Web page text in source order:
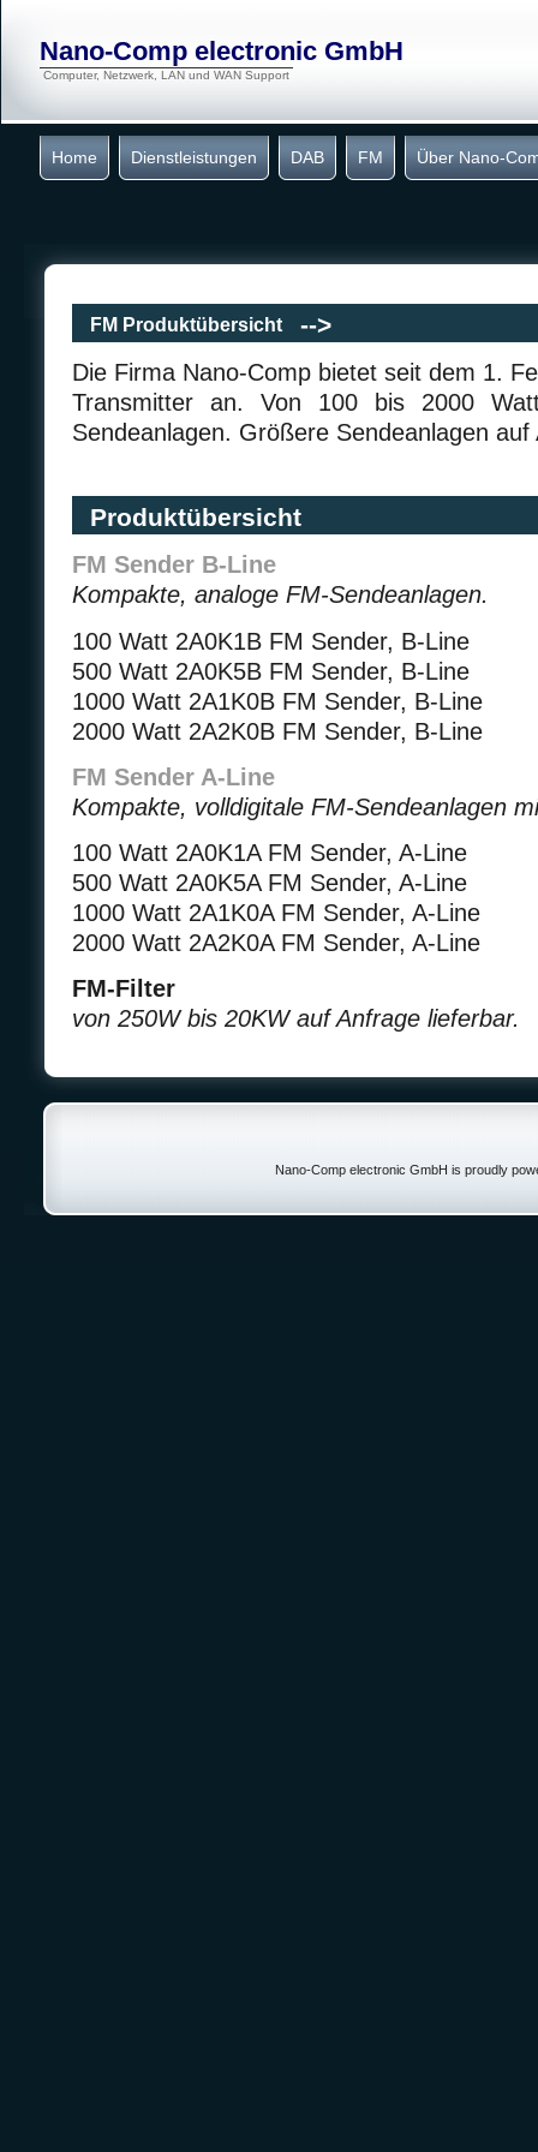
Nano-Comp electronic GmbH
Computer, Netzwerk, LAN und WAN Support
Home Dienstleistungen DAB FM Über Nano-
FM Produktübersicht -->
Die Firma Nano-Comp bietet seit dem 1.
Transmitter an. Von 100 bis 2000
Sendeanlagen. Größere Sendeanlagen auf
Produktübersicht
FM Sender B-Line
Kompakte, analoge FM-Sendeanlagen.
100 Watt 2A0K1B FM Sender, B-Line
500 Watt 2A0K5B FM Sender, B-Line
1000 Watt 2A1K0B FM Sender, B-Line
2000 Watt 2A2K0B FM Sender, B-Line
FM Sender A-Line
Kompakte, volldigitale FM-Sendeanlagen
100 Watt 2A0K1A FM Sender, A-Line
500 Watt 2A0K5A FM Sender, A-Line
1000 Watt 2A1K0A FM Sender, A-Line
2000 Watt 2A2K0A FM Sender, A-Line
FM-Filter
von 250W bis 20KW auf Anfrage lieferbar.
Nano-Comp electronic GmbH is proudly